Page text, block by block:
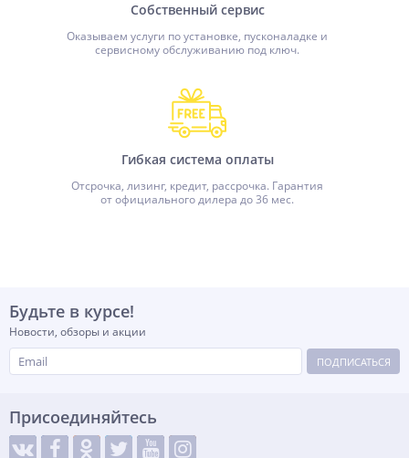
Собственный сервис
Оказываем услуги по установке, пусконаладке и
сервисному обслуживанию под ключ.
Гибкая система оплаты
Отсрочка, лизинг, кредит, рассрочка. Гарантия
от официального дилера до 36 мес.
Будьте в курсе!
Новости, обзоры и акции
ПОДПИСАТЬСЯ
Присоединяйтесь